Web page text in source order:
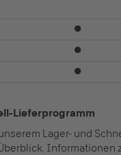
⏺
⏺
⏺
Lieferprogramm
Lager- und
Informationen